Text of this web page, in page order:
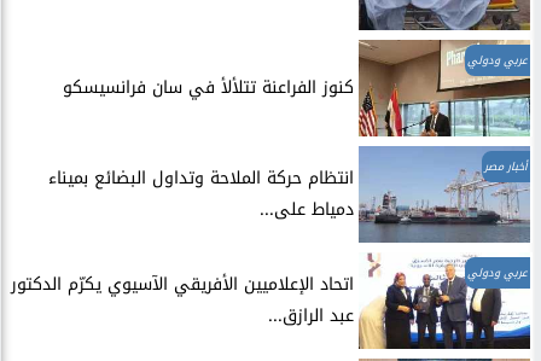
عربي ودولي
​كنوز الفراعنة تتلألأ في سان فرانسيسكو
أخبار مصر
انتظام حركة الملاحة وتداول البضائع بميناء
دمياط على...
عربي ودولي
اتحاد الإعلاميين الأفريقي الآسيوي يكرّم الدكتور
عبد الرازق...